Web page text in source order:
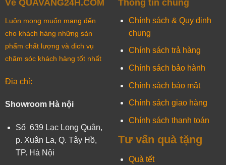
Về QUAVANG24H.COM
Luôn mong muốn mang đến
cho khách hàng những sản
phẩm chất lượng và dịch vụ
chăm sóc khách hàng tốt nhất
Địa chỉ:
Showroom Hà nội
Số 639 Lạc Long Quân,
p. Xuân La, Q. Tây Hồ,
TP. Hà Nội
Thông tin chung
Chính sách & Quy định
chung
Chính sách trả hàng
Chính sách bảo hành
Chính sách bảo mật
Chính sách giao hàng
Chính sách thanh toán
Tư vấn quà tặng
Quà tết